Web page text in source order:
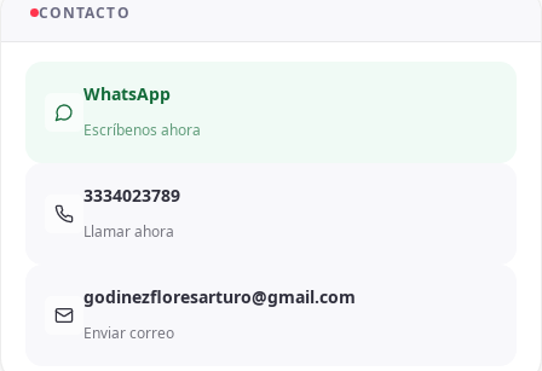
CONTACTO
WhatsApp
Escríbenos ahora
3334023789
Llamar ahora
godinezfloresarturo@gmail.com
Enviar correo